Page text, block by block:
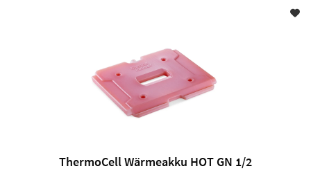
ThermoCell Wärmeakku HOT GN 1/2